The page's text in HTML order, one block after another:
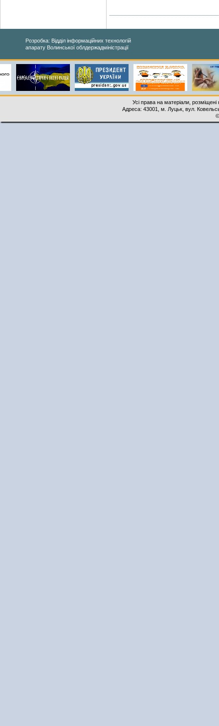
Розробка: Відділ інформаційних технологій
апарату Волинської облдержадміністрації
Усі права на матеріали,
Адреса: 43001, м. Луцьк, вул.